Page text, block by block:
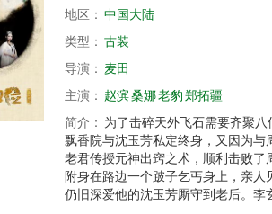
地区： 中国大陆
类型： 古装
导演： 麦田
主演： 赵滨桑娜老豹郑拓疆
简介： 为了击碎天外飞石需要齐聚
飘香院与沈玉芳私定终身，又因为
老君传授元神出窍之术，顺利击败
附身在路边一个跛子乞丐身上，亲
仍旧深爱他的沈玉芳厮守到老后。李